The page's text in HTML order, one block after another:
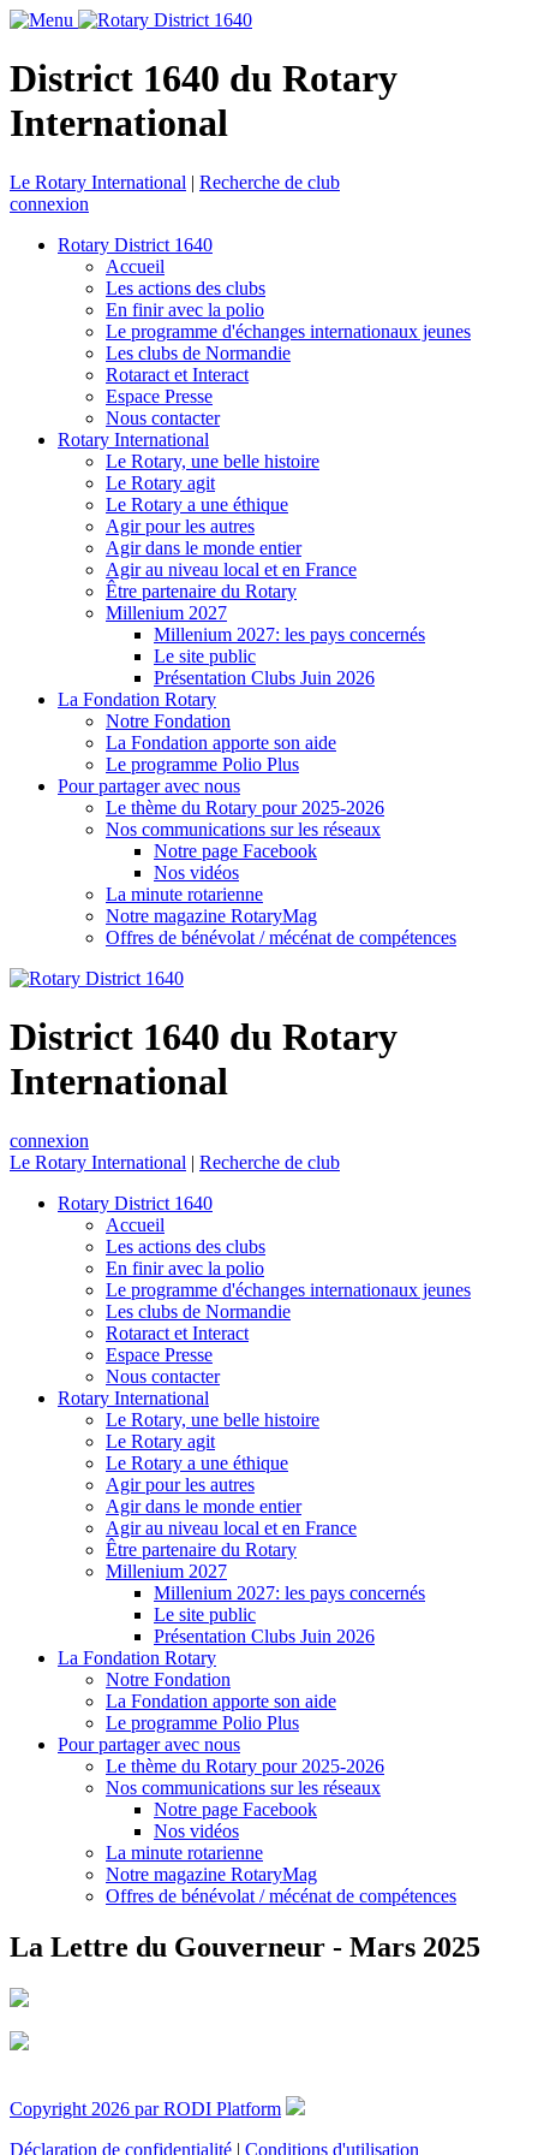
District 1640 du Rotary
International
Le Rotary International | Recherche de club
connexion
Rotary District 1640
Accueil
Les actions des clubs
En finir avec la polio
Le programme d'échanges internationaux jeunes
Les clubs de Normandie
Rotaract et Interact
Espace Presse
Nous contacter
Rotary International
Le Rotary, une belle histoire
Le Rotary agit
Le Rotary a une éthique
Agir pour les autres
Agir dans le monde entier
Agir au niveau local et en France
Être partenaire du Rotary
Millenium 2027
Millenium 2027: les pays concernés
Le site public
Présentation Clubs Juin 2026
La Fondation Rotary
Notre Fondation
La Fondation apporte son aide
Le programme Polio Plus
Pour partager avec nous
Le thème du Rotary pour 2025-2026
Nos communications sur les réseaux
Notre page Facebook
Nos vidéos
La minute rotarienne
Notre magazine RotaryMag
Offres de bénévolat / mécénat de compétences
District 1640 du Rotary
International
connexion
Le Rotary International | Recherche de club
Rotary District 1640
Accueil
Les actions des clubs
En finir avec la polio
Le programme d'échanges internationaux jeunes
Les clubs de Normandie
Rotaract et Interact
Espace Presse
Nous contacter
Rotary International
Le Rotary, une belle histoire
Le Rotary agit
Le Rotary a une éthique
Agir pour les autres
Agir dans le monde entier
Agir au niveau local et en France
Être partenaire du Rotary
Millenium 2027
Millenium 2027: les pays concernés
Le site public
Présentation Clubs Juin 2026
La Fondation Rotary
Notre Fondation
La Fondation apporte son aide
Le programme Polio Plus
Pour partager avec nous
Le thème du Rotary pour 2025-2026
Nos communications sur les réseaux
Notre page Facebook
Nos vidéos
La minute rotarienne
Notre magazine RotaryMag
Offres de bénévolat / mécénat de compétences
La Lettre du Gouverneur - Mars 2025
Copyright 2026 par RODI Platform
Déclaration de confidentialité | Conditions d'utilisation